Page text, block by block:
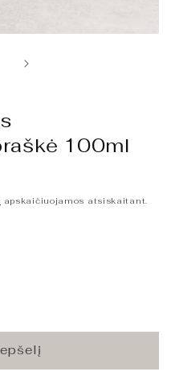
100ml
apskaičiuojamos atsiskaitant.